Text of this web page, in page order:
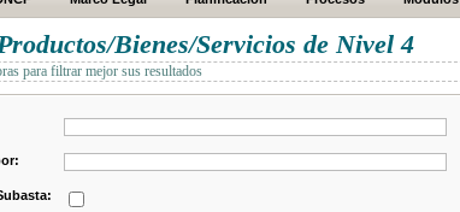
Bienes/Servicios de Nivel 4
para filtrar mejor sus resultados